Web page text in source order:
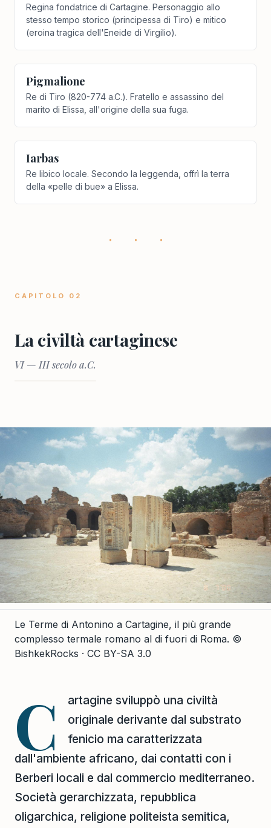
Regina fondatrice di Cartagine. Personaggio allo
stesso tempo storico (principessa di Tiro) e mitico
(eroina tragica dell'Eneide di Virgilio).
Pigmalione
Re di Tiro (820-774 a.C.). Fratello e assassino del
marito di Elissa, all'origine della sua fuga.
Iarbas
Re libico locale. Secondo la leggenda, offrì la terra
della «pelle di bue» a Elissa.
· · ·
CAPITOLO 02
La civiltà cartaginese
VI — III secolo a.C.
Le Terme di Antonino a Cartagine, il più grande
complesso termale romano al di fuori di Roma. ©
BishkekRocks · CC BY-SA 3.0
C
artagine sviluppò una civiltà
originale derivante dal substrato
fenicio ma caratterizzata
dall'ambiente africano, dai contatti con i
Berberi locali e dal commercio mediterraneo.
Società gerarchizzata, repubblica
oligarchica, religione politeista semitica,